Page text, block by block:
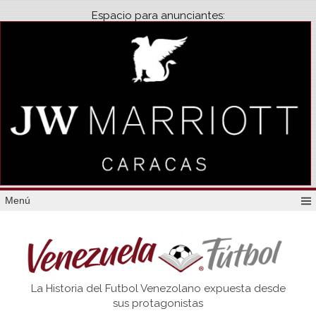
Espacio para anunciantes:
Menú
Venezuela
La Historia del Futbol Venezolano expuesta desde
sus protagonistas